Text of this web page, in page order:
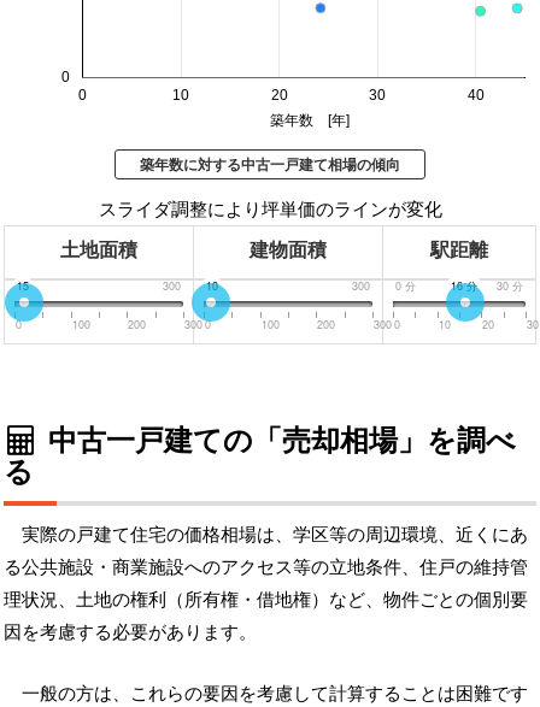
0 10 20 30 40
0
築年数 [年]
築年数に対する中古一戸建て相場の傾向
スライダ調整により坪単価のラインが変化
土地面積 建物面積 駅距離
0 300
15
0 100 200 300
0 300
10
0 100 200 300
0分 30分
16分
0 10 20 30
中古一戸建ての「売却相場」を調べ
る
実際の戸建て住宅の価格相場は、学区等の周辺環境、近くにあ
る公共施設・商業施設へのアクセス等の立地条件、住戸の維持管
理状況、土地の権利（所有権・借地権）など、物件ごとの個別要
因を考慮する必要があります。
一般の方は、これらの要因を考慮して計算することは困難です